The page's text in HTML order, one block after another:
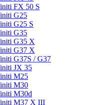
FX 50 S
G25
G25 S
G35
G35 X
G37 X
G37S / G37
JX 35
M25
M30
M30d
M37 X III